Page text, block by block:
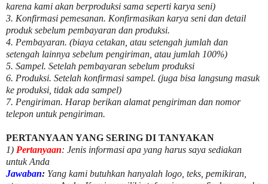
karena kami akan berproduksi sama seperti karya seni)
3. Konfirmasi pemesanan. Konfirmasikan karya seni dan detail
produk sebelum pembayaran dan produksi.
4. Pembayaran. (biaya cetakan, atau setengah jumlah dan
setengah lainnya sebelum pengiriman, atau jumlah 100%)
5. Sampel. Setelah pembayaran sebelum produksi
6. Produksi. Setelah konfirmasi sampel. (juga bisa langsung masuk
ke produksi, tidak ada sampel)
7. Pengiriman. Harap berikan alamat pengiriman dan nomor
telepon untuk pengiriman.
PERTANYAAN YANG SERING DI TANYAKAN
1) Pertanyaan: Jenis informasi apa yang harus saya sediakan
untuk Anda
Jawaban: Yang kami butuhkan hanyalah logo, teks, pemikiran,